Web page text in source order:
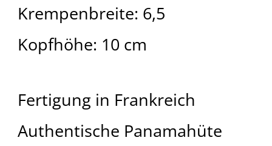
Krempenbreite: 6,5
Kopfhöhe: 10 cm
Fertigung in Frankreich
Authentische Panamahüte